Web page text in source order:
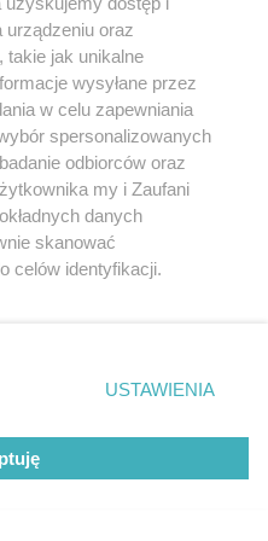
urządzeniu oraz
takie jak unikalne
wysyłane przez
w celu zapewniania
spersonalizowanych
odbiorców oraz
my i Zaufani
danych
skanować
celów identyfikacji.
ustawień prywatności
rogu strony
nie wymagają zgody
się takiemu
miały zastosowanie tylko
USTAWIENIA